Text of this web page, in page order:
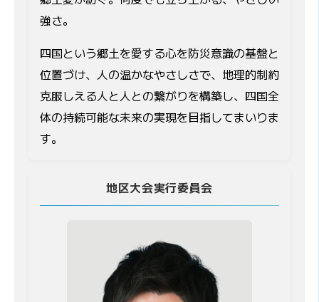
強さ。
四国という郷土を愛する心を防災意識の基盤と
位置づけ、人の温かなやさしさで、地理的制約
克服しえる人と人との繋がりを構築し、四国全
体の持続可能な未来の実現を目指してまいりま
す。
地区大会実行委員会